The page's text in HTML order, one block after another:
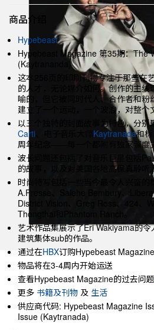
商品介绍
Hypebeast
Hypebeast Magazine 第35期：The
(Kaytrananda)
这本256页的印刷刊物专注于那些在
的人才，无论媒介如何。创作的主
喻的，但它被同时代人、合作者和粉
建立了一个运动，一个波浪，对整个
以三个独特的封面故事为特色，分别
Carti
Kaytranada和标
周年纪念——每一个都附有独家深度
波长问题还包括了对音乐巨星包括
的故事，以及对美国各地高保真聆听
时尚特写包括一些当今最令人兴奋的
A.Presse、Salehe Bembury、
District Vision、Greg Ross、424、
Thongthai和Phantom Ranch。
艺术作品集展示了Eri Wakiyama的
建筑集体sub的作品。
通过在HBX订购Hypebeast
物品将在3-4周内开始运送
查看Hypebeast Magazine的过去问题
更多 书籍及刊物 及 生活
供应商代码: Hypebeast Magazine
Issue (Kaytranada)